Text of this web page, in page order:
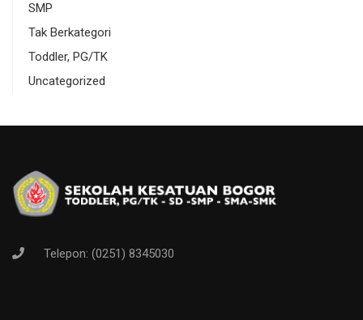
SMP
Tak Berkategori
Toddler, PG/TK
Uncategorized
Telepon: (0251) 8345030